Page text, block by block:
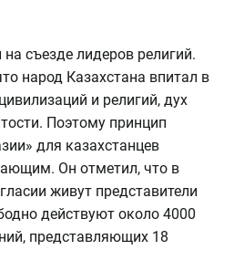
съезде лидеров религий.
народ Казахстана впитал в
и религий, дух
Поэтому принцип
для казахстанцев
Он отметил, что в
живут представители
действуют около 4000
представляющих 18